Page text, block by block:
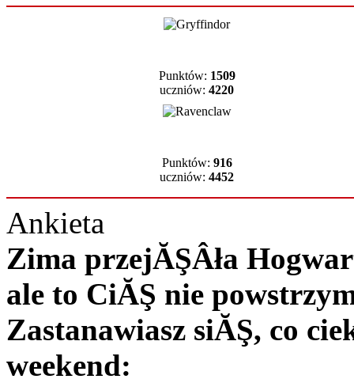
Punktów: 1509
uczniów: 4220
Punktów: 916
uczniów: 4452
Ankieta
Zima przejĂŞÂła
ale to CiĂŞ nie
Zastanawiasz siĂŞ, co
weekend: